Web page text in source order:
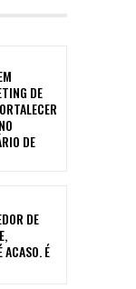
DE
DE
DE
ACASO. É